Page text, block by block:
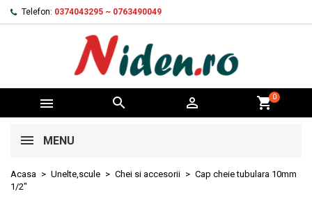
Telefon: 0374043295 ~ 0763490049
   shopping_cart0
MENU
Acasa Unelte,scule Chei si accesorii
Cap cheie tubulara 10mm
1/2"